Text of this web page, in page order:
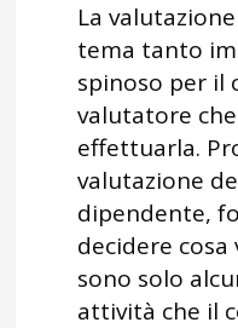
La
tema tanto
spinoso per il
valutatore
effettuarla.
valutazione
dipendente,
decidere
sono solo
attività che il